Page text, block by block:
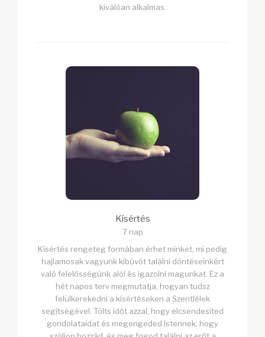
kiválóan alkalmas.
Kísértés
7 nap
Kísértés rengeteg formában érhet minket, mi pedig
hajlamosak vagyunk kibúvót találni döntéseinkért
való felelősségünk alól és igazolni magunkat. Ez a
hét napos terv megmutatja, hogyan tudsz
felülkerekedni a kísértéseken a Szentlélek
segítségével. Tölts időt azzal, hogy elcsendesíted
gondolataidat és megengeded Istennek, hogy